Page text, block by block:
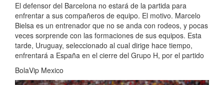
El defensor del Barcelona no estará de la partida para
enfrentar a sus compañeros de equipo. El motivo. Marcelo
Bielsa es un entrenador que no se anda con rodeos, y pocas
veces sorprende con las formaciones de sus equipos. Esta
tarde, Uruguay, seleccionado al cual dirige hace tiempo,
enfrentará a España en el cierre del Grupo H, por el partido
BolaVip Mexico